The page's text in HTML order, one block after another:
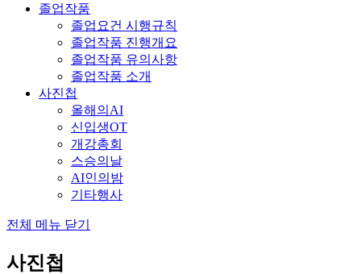
졸업작품
졸업요건 시행규칙
졸업작품 진행개요
졸업작품 유의사항
졸업작품 소개
사진첩
올해의AI
신입생OT
개강총회
스승의날
AI인의밤
기타행사
전체 메뉴 닫기
사진첩